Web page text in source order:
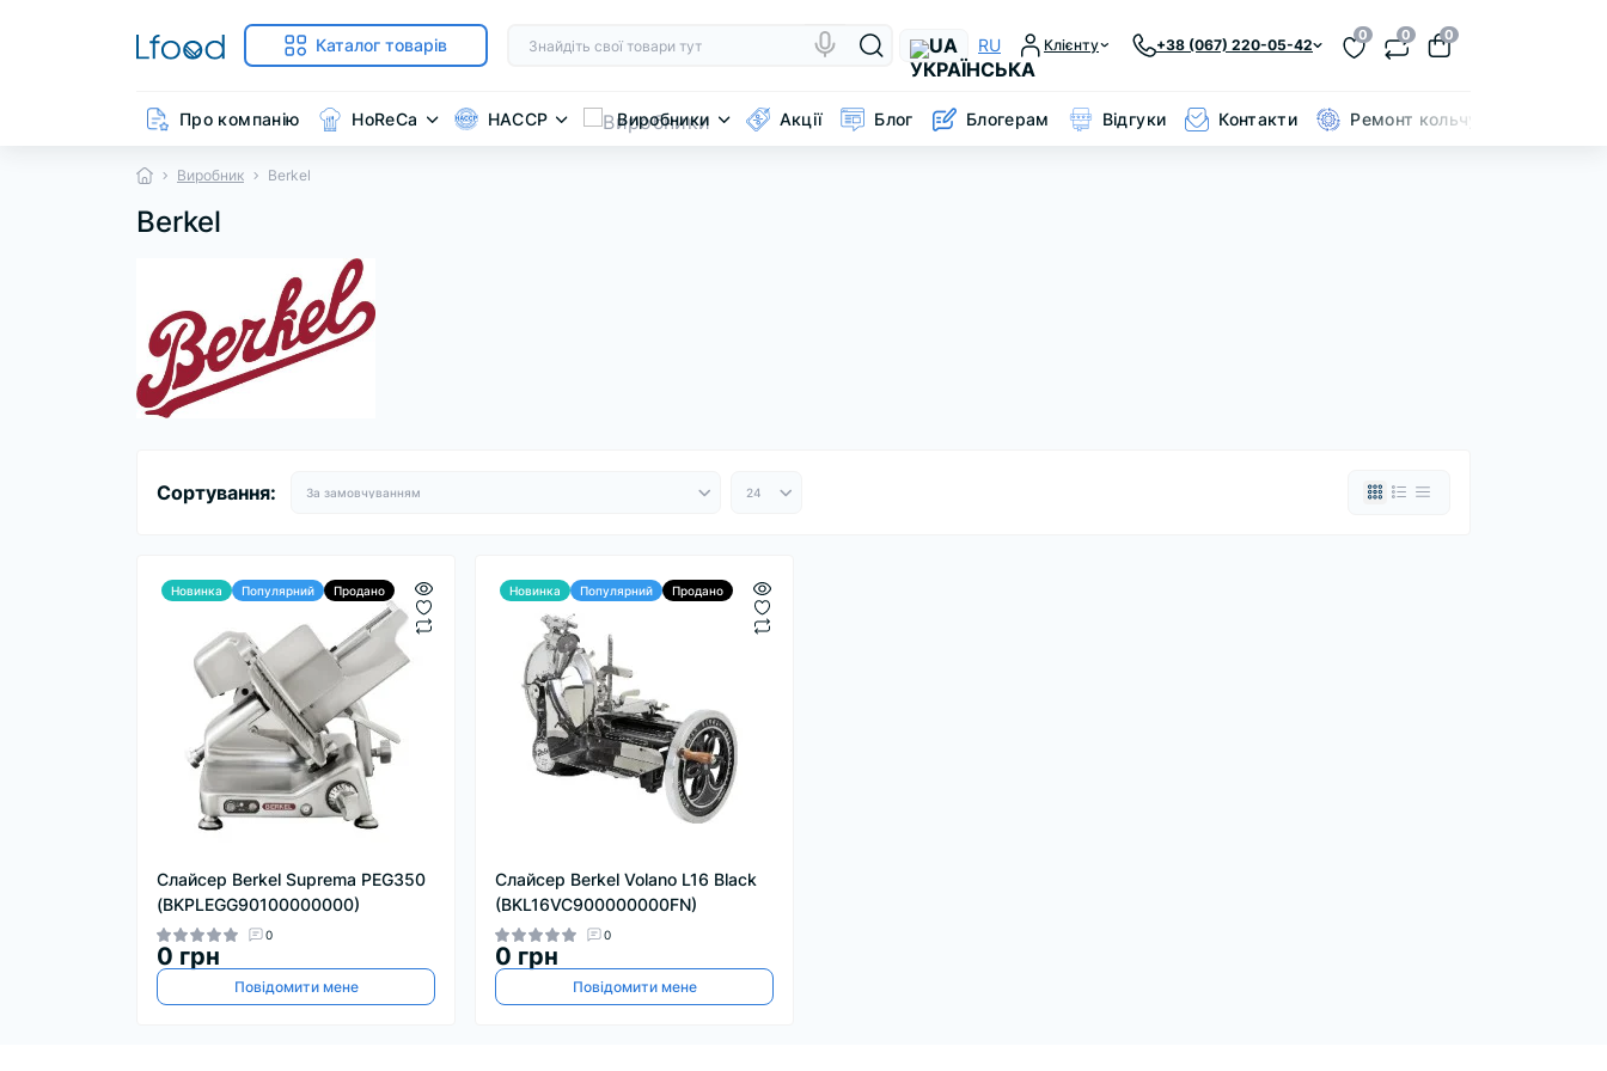
Каталог товарів UA RU Клієнту +38 (067) 220-05-42
0 0 0
Про компанію HoReCa HACCP Виробники Акції Блог Блогерам Відгуки Контакти Ремонт кольчуги
Виробник Berkel
Berkel
Сортування:
Новинка Популярний Продано
Слайсер Berkel Suprema PEG350
(BKPLEGG90100000000)
0
0 грн
Повідомити мене
Новинка Популярний Продано
Слайсер Berkel Volano L16 Black
(BKL16VC900000000FN)
0
0 грн
Повідомити мене